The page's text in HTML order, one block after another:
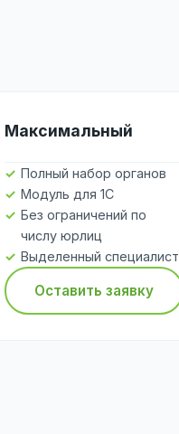
Максимальный
Полный набор органов
Модуль для 1С
Без ограничений по
числу юрлиц
Выделенный специалист
Оставить заявку